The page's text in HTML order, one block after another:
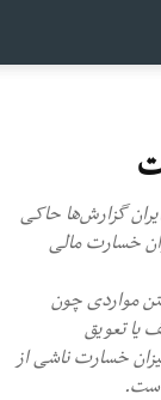
گزارش‌ها حاکی
به‌عنوان خسارت مالی
مواردی چون
یا تعویق
خسارت ناشی از